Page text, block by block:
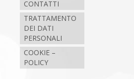
CONTATTI
TRATTAMENTO
DEI DATI
PERSONALI
COOKIE –
POLICY